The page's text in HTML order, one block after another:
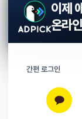
이제
온라
간편 로그인